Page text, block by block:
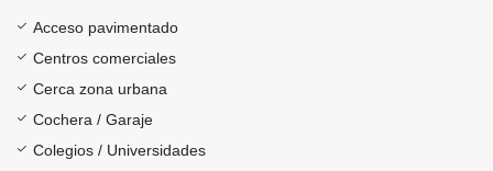
Acceso pavimentado
Centros comerciales
Cerca zona urbana
Cochera / Garaje
Colegios / Universidades